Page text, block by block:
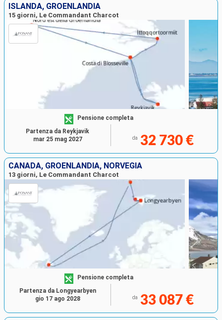
ISLANDA, GROENLANDIA
15 giorni, Le Commandant Charcot
Pensione completa
da 32 730 €
Partenza da Reykjavik
mar 25 mag 2027
CANADA, GROENLANDIA, NORVEGIA
13 giorni, Le Commandant Charcot
Pensione completa
da 33 087 €
Partenza da Longyearbyen
gio 17 ago 2028